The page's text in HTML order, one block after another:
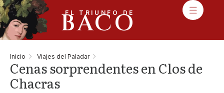
EL TRIUNFO DE
BACO
Inicio Viajes del Paladar
Cenas sorprendentes en Clos de
Chacras